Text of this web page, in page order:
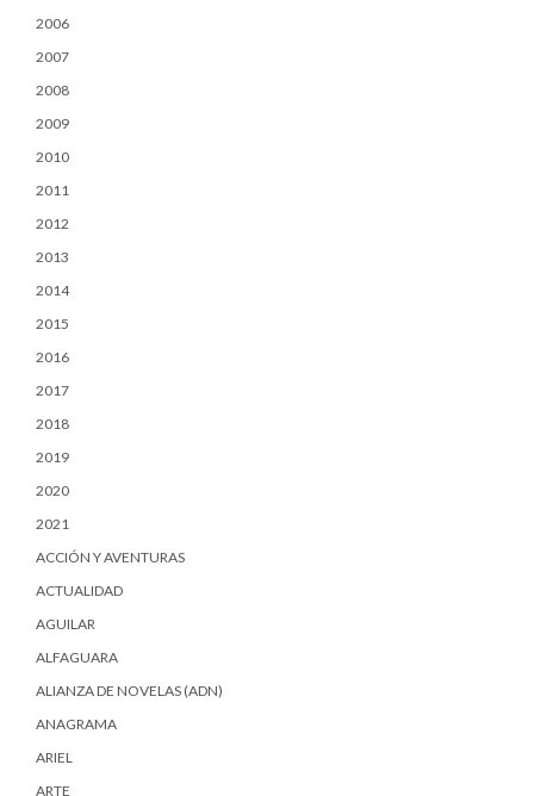
2006
2007
2008
2009
2010
2011
2012
2013
2014
2015
2016
2017
2018
2019
2020
2021
ACCIÓN Y AVENTURAS
ACTUALIDAD
AGUILAR
ALFAGUARA
ALIANZA DE NOVELAS (ADN)
ANAGRAMA
ARIEL
ARTE